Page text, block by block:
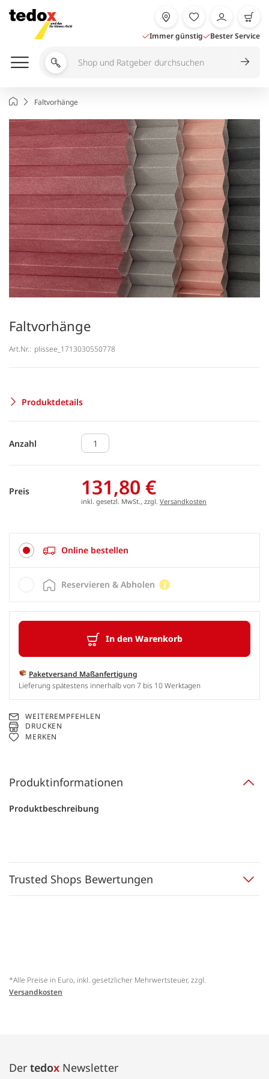
Inhalt
springen
Immer günstig Bester Service
Shop
durchsuchen
StartseiteFaltvorhänge
Faltvorhänge
Art.Nr.: plissee_1713030550778
Produktdetails
Anzahl
Preis 131,80 €
inkl. gesetzl. MwSt., zzgl. Versandkosten
Online bestellen
In den Warenkorb
Paketversand Maßanfertigung
Lieferung spätestens innerhalb von 7 bis 10 Werktagen
Reservieren & Abholen
WEITEREMPFEHLEN
DRUCKEN
MERKEN
Produktinformationen
Produktbeschreibung
Trusted Shops Bewertungen
*Alle Preise in Euro, inkl. gesetzlicher Mehrwertsteuer, zzgl.
Versandkosten
Der tedox Newsletter